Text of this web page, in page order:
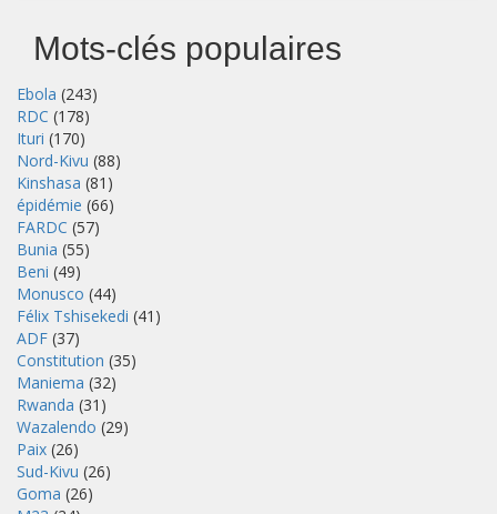
Mots-clés populaires
Ebola (243)
RDC (178)
Ituri (170)
Nord-Kivu (88)
Kinshasa (81)
épidémie (66)
FARDC (57)
Bunia (55)
Beni (49)
Monusco (44)
Félix Tshisekedi (41)
ADF (37)
Constitution (35)
Maniema (32)
Rwanda (31)
Wazalendo (29)
Paix (26)
Sud-Kivu (26)
Goma (26)